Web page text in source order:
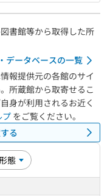
書館等から取得した所
データベースの一覧
報提供元の各館のサイ
所蔵館から取寄せるこ
身が利用されるお近く
プ をご覧ください。
る